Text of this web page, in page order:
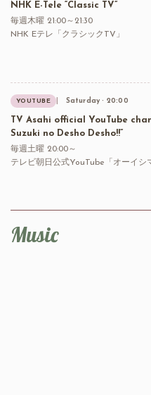
NHK E-Tele “Classic TV”
毎週木曜 21:00～21:30
NHK Eテレ「クラシックTV」
YOUTUBE Saturday · 20:00
TV Asahi official YouTube
Suzuki no Desho Desho!!”
毎週土曜 20:00～
テレビ朝日公式YouTube「オーイシ
Music